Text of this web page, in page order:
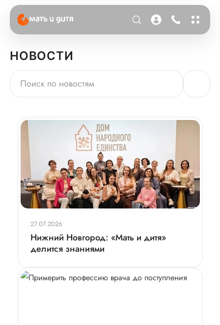
НОВОСТИ
27.07.2026
Нижний Новгород: «Мать и дитя»
делится знаниями